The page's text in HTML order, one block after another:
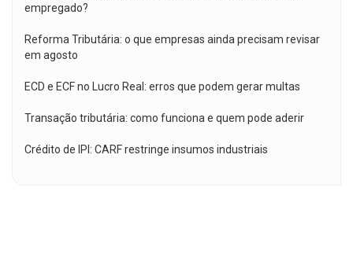
empregado?
Reforma Tributária: o que empresas ainda precisam revisar
em agosto
ECD e ECF no Lucro Real: erros que podem gerar multas
Transação tributária: como funciona e quem pode aderir
Crédito de IPI: CARF restringe insumos industriais